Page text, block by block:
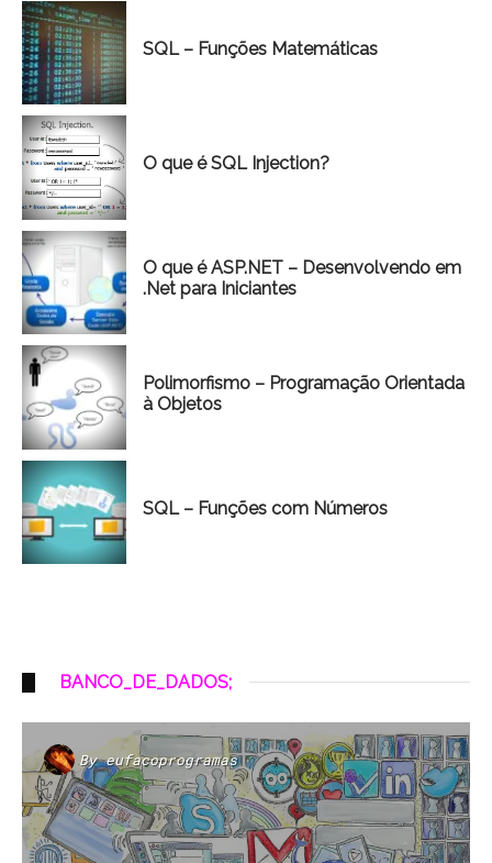
SQL – Funções Matemáticas
O que é SQL Injection?
O que é ASP.NET – Desenvolvendo em
.Net para Iniciantes
Polimorfismo – Programação Orientada
à Objetos
SQL – Funções com Números
BANCO_DE_DADOS;
Byeufacoprogramas